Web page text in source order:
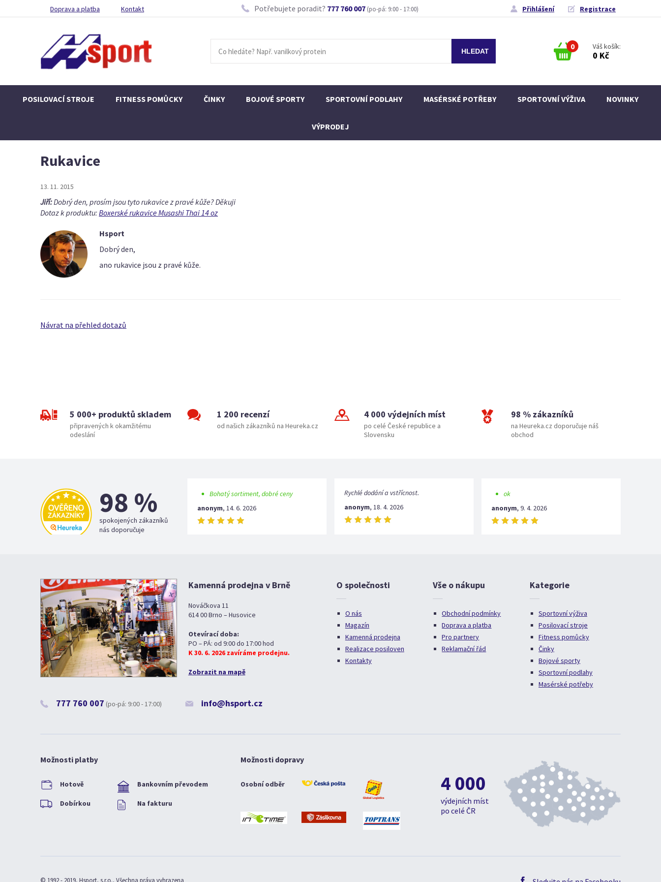
Doprava a platba Kontakt Potřebujete poradit? 777 760 007 (po-pá: 9:00 - 17:00) Přihlášení Registrace
0 Váš košík:
0 Kč
POSILOVACÍ STROJE FITNESS POMŮCKY ČINKY BOJOVÉ SPORTY SPORTOVNÍ PODLAHY MASÉRSKÉ POTŘEBY SPORTOVNÍ VÝŽIVA NOVINKY
VÝPRODEJ
Rukavice
13. 11. 2015
Jiří:Dobrý den, prosím jsou tyto rukavice z pravé kůže? Děkuji
Dotaz k produktu: Boxerské rukavice Musashi Thai 14 oz
Hsport
Dobrý den,
ano rukavice jsou z pravé kůže.
Návrat na přehled dotazů
5 000+ produktů skladem
připravených k okamžitému
odeslání
1 200 recenzí
od našich zákazníků na Heureka.cz
4 000 výdejních míst
po celé České republice a
Slovensku
98 % zákazníků
na Heureka.cz doporučuje náš
obchod
98 %
spokojených zákazníků
nás doporučuje
Bohatý sortiment, dobré ceny
anonym, 14. 6. 2026
Rychlé dodání a vstřícnost.
anonym, 18. 4. 2026
ok
anonym, 9. 4. 2026
Kamenná prodejna v Brně
Nováčkova 11
614 00 Brno – Husovice
Otevírací doba:
PO – PÁ: od 9:00 do 17:00 hod
K 30. 6. 2026 zavíráme prodejnu.
Zobrazit na mapě
777 760 007 (po-pá: 9:00 - 17:00) info@hsport.cz
O společnosti
O nás
Magazín
Kamenná prodejna
Realizace posiloven
Kontakty
Vše o nákupu
Obchodní podmínky
Doprava a platba
Pro partnery
Reklamační řád
Kategorie
Sportovní výživa
Posilovací stroje
Fitness pomůcky
Činky
Bojové sporty
Sportovní podlahy
Masérské potřeby
Možnosti platby
Hotově Bankovním převodem
Dobírkou Na fakturu
Možnosti dopravy
Osobní odběr 4 000
výdejních míst
po celé ČR
© 1992 - 2019, Hsport, s.r.o., Všechna práva vyhrazena